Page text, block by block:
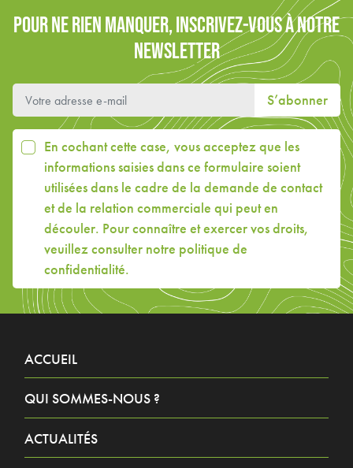
POUR NE RIEN MANQUER, INSCRIVEZ-VOUS À NOTRE
NEWSLETTER
S’abonner
En cochant cette case, vous acceptez que les
informations saisies dans ce formulaire soient
utilisées dans le cadre de la demande de contact
et de la relation commerciale qui peut en
découler. Pour connaître et exercer vos droits,
veuillez consulter notre politique de
confidentialité.
ACCUEIL
QUI SOMMES-NOUS ?
ACTUALITÉS